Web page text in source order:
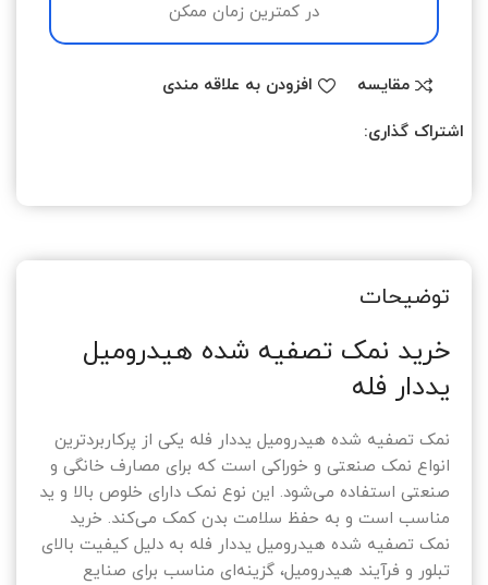
در کمترین زمان ممکن
مقایسه افزودن به علاقه مندی
اشتراک گذاری:
توضیحات
خرید نمک تصفیه شده هیدرومیل
یددار فله
نمک تصفیه شده هیدرومیل یددار فله یکی از پرکاربردترین
انواع نمک صنعتی و خوراکی است که برای مصارف خانگی و
صنعتی استفاده می‌شود. این نوع نمک دارای خلوص بالا و ید
مناسب است و به حفظ سلامت بدن کمک می‌کند. خرید
نمک تصفیه شده هیدرومیل یددار فله به دلیل کیفیت بالای
تبلور و فرآیند هیدرومیل، گزینه‌ای مناسب برای صنایع